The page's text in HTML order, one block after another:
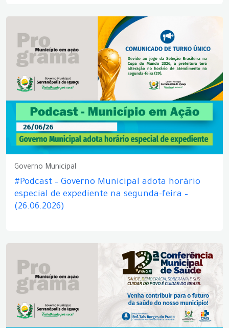
Governo Municipal
#Podcast – Governo Municipal adota horário
especial de expediente na segunda-feira –
(26.06.2026)